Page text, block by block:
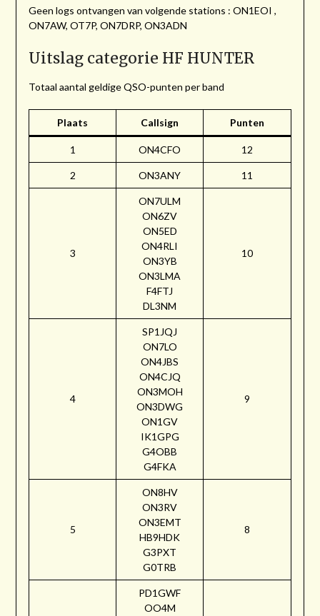
Geen logs ontvangen van volgende stations : ON1EOI ,
ON7AW, OT7P, ON7DRP, ON3ADN
Uitslag categorie HF HUNTER
Totaal aantal geldige QSO-punten per band
Plaats Callsign Punten
1 ON4CFO 12
2 ON3ANY 11
3
ON7ULM
ON6ZV
ON5ED
ON4RLI
ON3YB
ON3LMA
F4FTJ
DL3NM
10
4
SP1JQJ
ON7LO
ON4JBS
ON4CJQ
ON3MOH
ON3DWG
ON1GV
IK1GPG
G4OBB
G4FKA
9
5
ON8HV
ON3RV
ON3EMT
HB9HDK
G3PXT
G0TRB
8
PD1GWF
OO4M